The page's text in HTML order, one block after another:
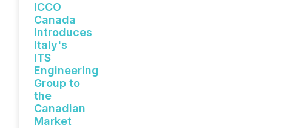
ICCO
Canada
Introduces
Italy's
ITS
Engineering
Group to
the
Canadian
Market